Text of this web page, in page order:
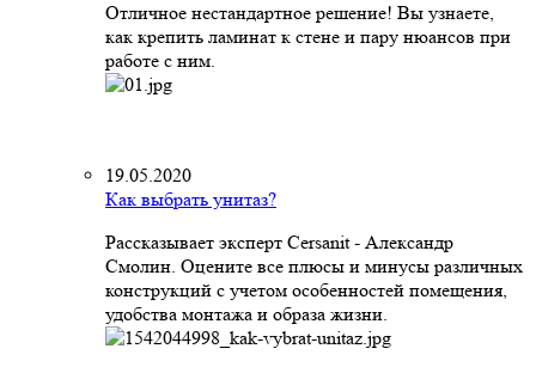
Отличное нестандартное решение! Вы узнаете,
как крепить ламинат к стене и пару нюансов при
работе с ним.
19.05.2020
Как выбрать унитаз?
Рассказывает эксперт Cersanit - Александр
Смолин. Оцените все плюсы и минусы различных
конструкций с учетом особенностей помещения,
удобства монтажа и образа жизни.